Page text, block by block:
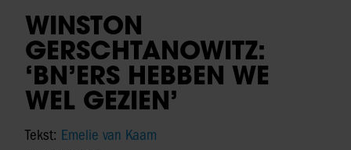
WINSTON
GERSCHTANOWITZ:
‘BN’ERS HEBBEN WE
WEL GEZIEN’
Tekst: Emelie van Kaam